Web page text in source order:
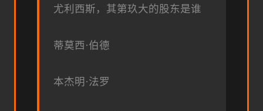
尤利西斯，其第玖大的股东是谁
蒂莫西·伯德
本杰明·法罗